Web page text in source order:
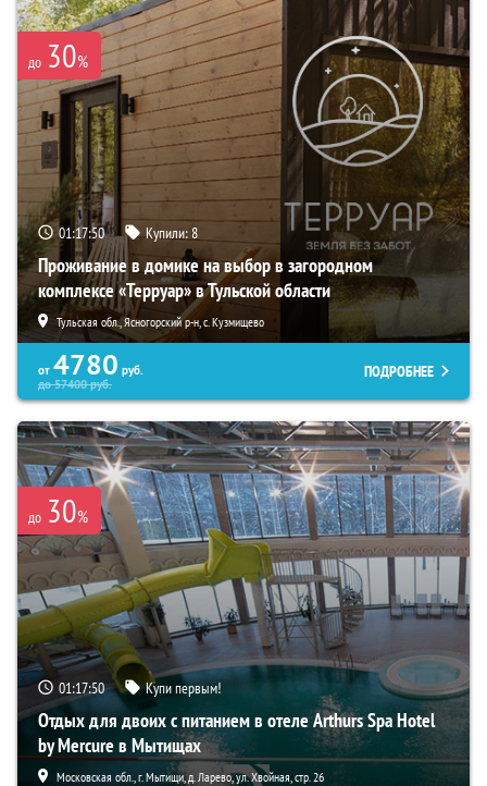
до 30%
01:17:49 Купили:8
Проживание в домике на выбор в загородном
комплексе «Терруар» в Тульской области
Тульская обл., Ясногорский р-н, с. Кузмищево
от 4780 руб.
до57400руб.
ПОДРОБНЕЕ
до 30%
01:17:49 Купи первым!
Отдых для двоих с питанием в отеле Arthurs Spa Hotel
by Mercure в Мытищах
Московская обл., г. Мытищи, д. Ларево, ул. Хвойная, стр. 26